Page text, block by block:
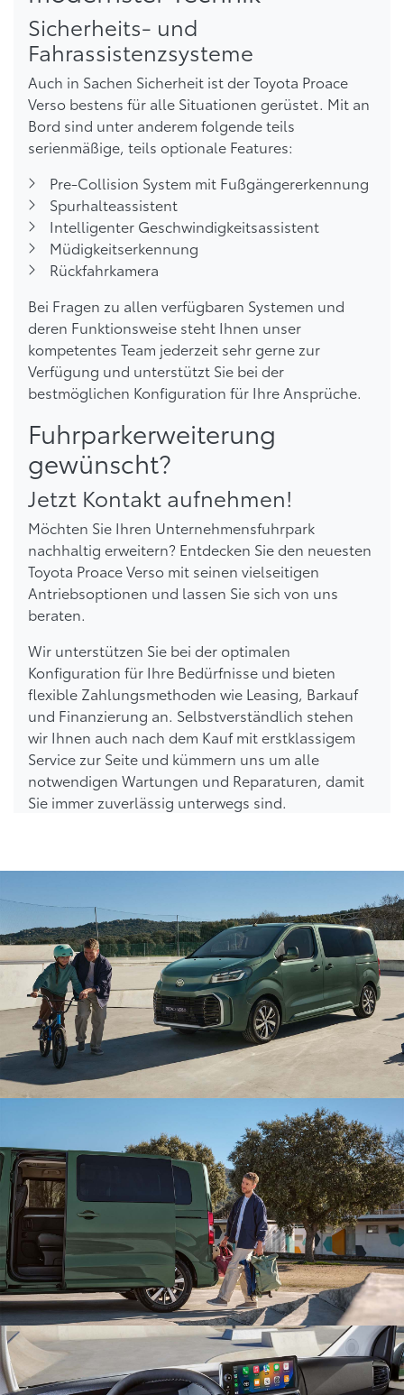
Sicherheits- und
Fahrassistenzsysteme
Auch in Sachen Sicherheit ist der Toyota Proace
Verso bestens für alle Situationen gerüstet. Mit an
Bord sind unter anderem folgende teils
serienmäßige, teils optionale Features:
Pre-Collision System mit Fußgängererkennung
Spurhalteassistent
Intelligenter Geschwindigkeitsassistent
Müdigkeitserkennung
Rückfahrkamera
Bei Fragen zu allen verfügbaren Systemen und
deren Funktionsweise steht Ihnen unser
kompetentes Team jederzeit sehr gerne zur
Verfügung und unterstützt Sie bei der
bestmöglichen Konfiguration für Ihre Ansprüche.
Fuhrparkerweiterung
gewünscht?
Jetzt Kontakt aufnehmen!
Möchten Sie Ihren Unternehmensfuhrpark
nachhaltig erweitern? Entdecken Sie den neuesten
Toyota Proace Verso mit seinen vielseitigen
Antriebsoptionen und lassen Sie sich von uns
beraten.
Wir unterstützen Sie bei der optimalen
Konfiguration für Ihre Bedürfnisse und bieten
flexible Zahlungsmethoden wie Leasing, Barkauf
und Finanzierung an. Selbstverständlich stehen
wir Ihnen auch nach dem Kauf mit erstklassigem
Service zur Seite und kümmern uns um alle
notwendigen Wartungen und Reparaturen, damit
Sie immer zuverlässig unterwegs sind.